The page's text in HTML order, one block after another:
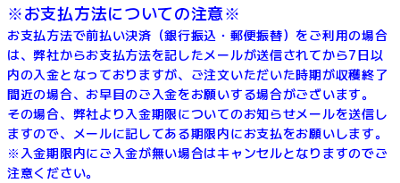
※お支払方法についての注意※
お支払方法で前払い決済（銀行振込・郵便振替）をご利用の場合
は、弊社からお支払方法を記したメールが送信されてから7日以
内の入金となっておりますが、ご注文いただいた時期が収穫終了
間近の場合、お早目のご入金をお願いする場合がございます。
その場合、弊社より入金期限についてのお知らせメールを送信し
ますので、メールに記してある期限内にお支払をお願いします。
※入金期限内にご入金が無い場合はキャンセルとなりますのでご
注意ください。